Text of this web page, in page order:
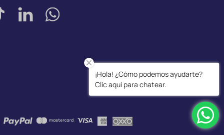
¡Hola! ¿Cómo podemos ayudarte?
Clic aquí para chatear.